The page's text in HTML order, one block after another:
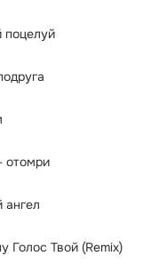
поцелуй
отомри
Голос Твой (Remix)